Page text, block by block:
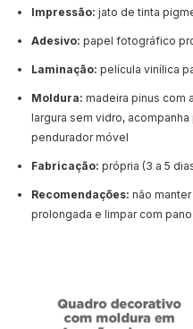
Impressão: jato de tinta
Adesivo: papel fotográfico
Laminação: película vinílica
Moldura: madeira pinus com
largura sem vidro,
pendurador móvel
Fabricação: própria (3 a 5
Recomendações: não
prolongada e limpar com